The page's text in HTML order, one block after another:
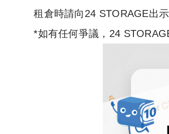
租倉時請向24 STORAGE出
*如有任何爭議，24